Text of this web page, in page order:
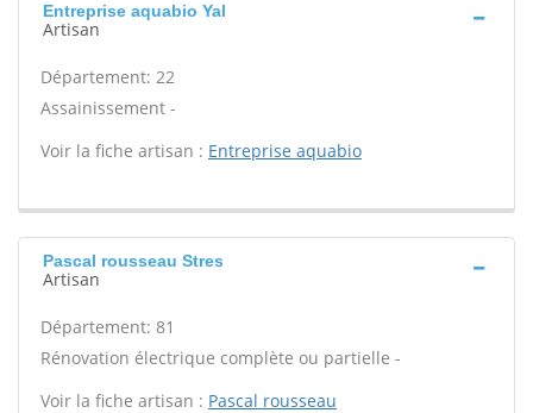
Entreprise aquabio Yal
Artisan
Département: 22
Assainissement -
Voir la fiche artisan : Entreprise aquabio
Pascal rousseau Stres
Artisan
Département: 81
Rénovation électrique complète ou partielle -
Voir la fiche artisan : Pascal rousseau